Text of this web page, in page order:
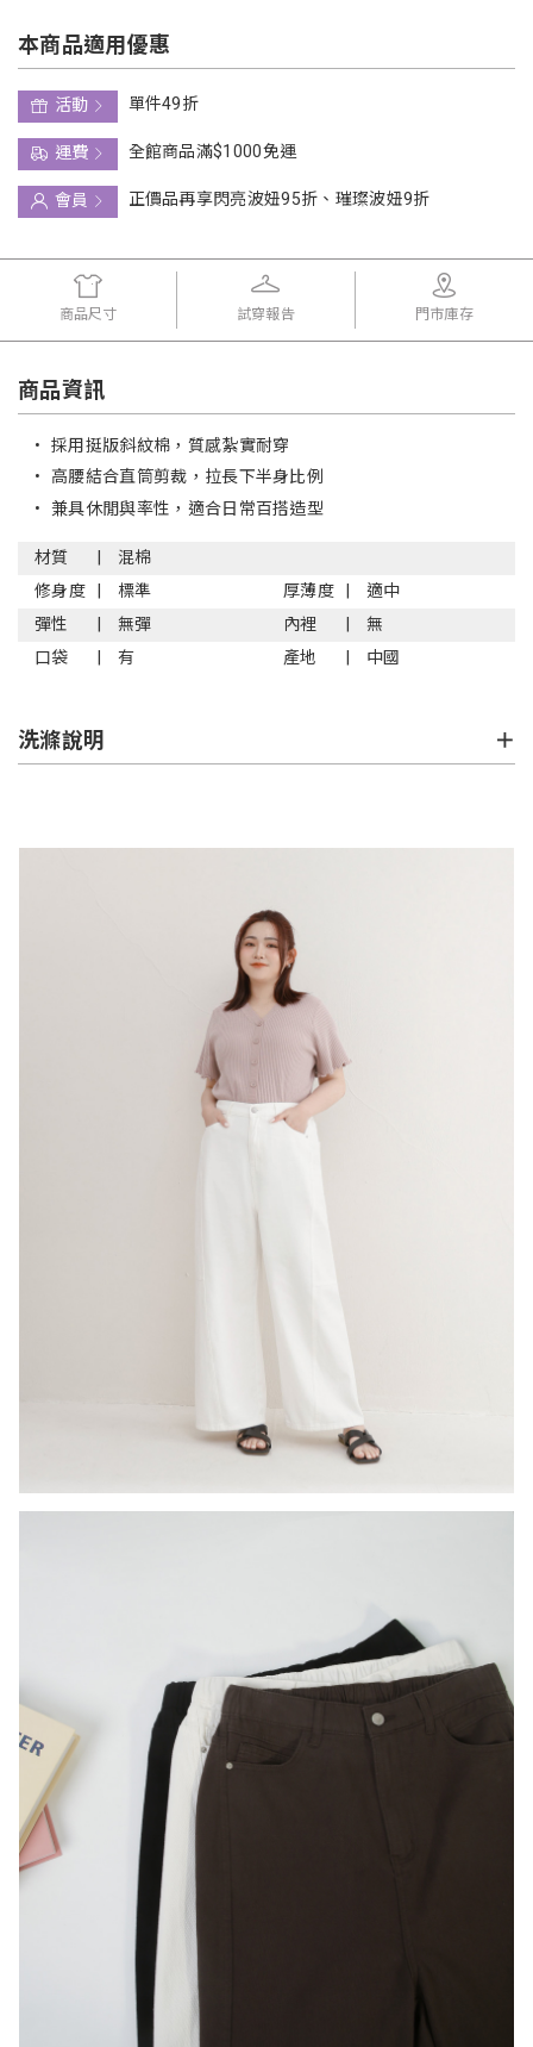
本商品適用優惠
活動
單件49折
運費
全館商品滿$1000免運
會員
正價品再享閃亮波妞95折、璀璨波妞9折
商品尺寸 試穿報告 門市庫存
商品資訊
• 採用挺版斜紋棉，質感紮實耐穿
• 高腰結合直筒剪裁，拉長下半身比例
• 兼具休閒與率性，適合日常百搭造型
材質
混棉
修身度
標準 厚薄度
適中
彈性
無彈 內裡
無
口袋
有 產地 中國
洗滌說明